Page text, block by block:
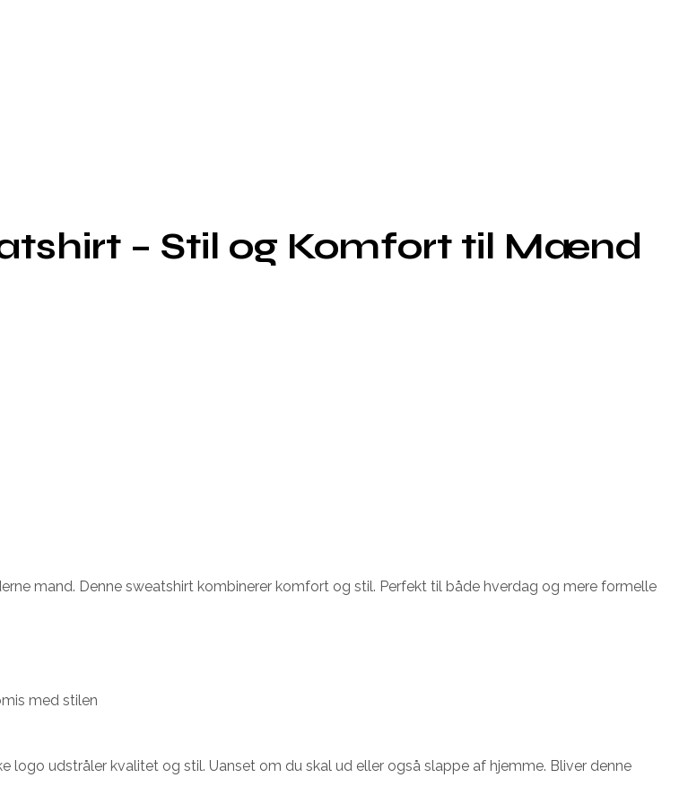
– Stil og Komfort til Mænd
mand. Denne sweatshirt kombinerer komfort og stil. Perfekt til både hverdag og mere formelle
med stilen
udstråler kvalitet og stil. Uanset om du skal ud eller også slappe af hjemme. Bliver denne